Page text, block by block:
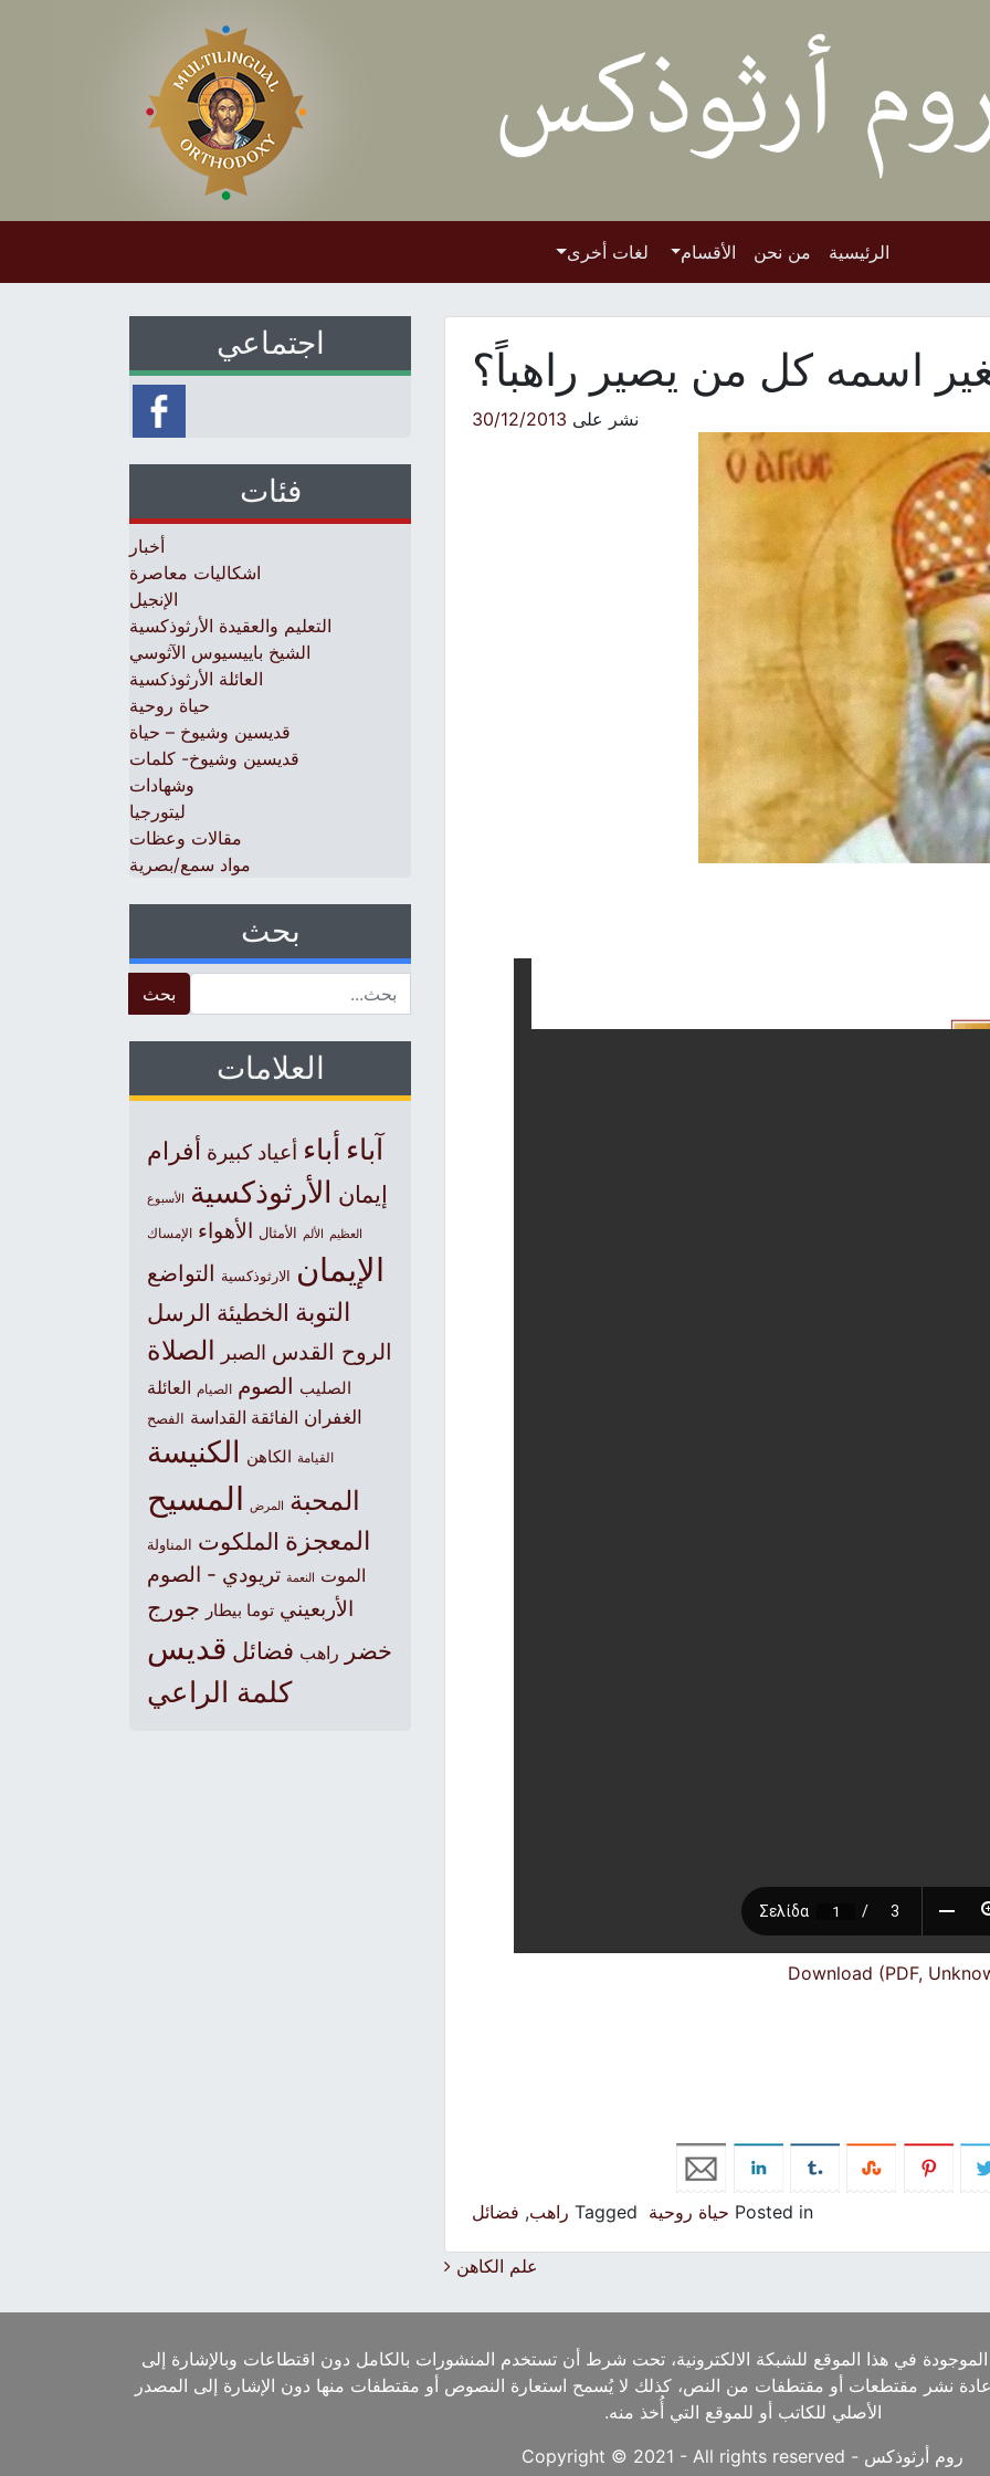
الرئيسية من نحن الأقسام لغات أخرى
اسمه كل من يصير راهباً؟
نشر على 30/12/2013
Download (PDF,
Posted in حياة روحية Tagged راهب, فضائل
علم الكاهن
اجتماعي
فئات
أخبار
اشكاليات معاصرة
الإنجيل
التعليم والعقيدة الأرثوذكسية
الشيخ باييسيوس الآثوسي
العائلة الأرثوذكسية
حياة روحية
قديسين وشيوخ – حياة
قديسين وشيوخ- كلمات
وشهادات
ليتورجيا
مقالات وعظات
مواد سمع/بصرية
بحث
العلامات
آباء أباء أعياد كبيرة أفرام
إيمان الأرثوذكسية الأسبوع
العظيم الألم الأمثال الأهواء الإمساك
الإيمان الارثوذكسية التواضع
التوبة الخطيئة الرسل
الروح القدس الصبر الصلاة
الصليب الصوم الصيام العائلة
الغفران الفائقة القداسة الفصح
القيامة الكاهن الكنيسة
المحبة المرض المسيح
المعجزة الملكوت المناولة
الموت النعمة تريودي - الصوم
الأربعيني توما بيطار جورج
خضر راهب فضائل قديس
كلمة الراعي
في هذا الموقع للشبكة الالكترونية، تحت شرط أن تستخدم المنشورات بالكامل دون اقتطاعات وبالإشارة إلى
نشر مقتطعات أو مقتطفات من النص، كذلك لا يُسمح استعارة النصوص أو مقتطفات منها دون الإشارة إلى المصدر
الأصلي للكاتب أو للموقع التي أُخذ منه.
روم أرثوذكس - Copyright © 2021 - All rights reserved